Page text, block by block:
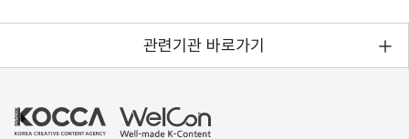
관련기관 바로가기